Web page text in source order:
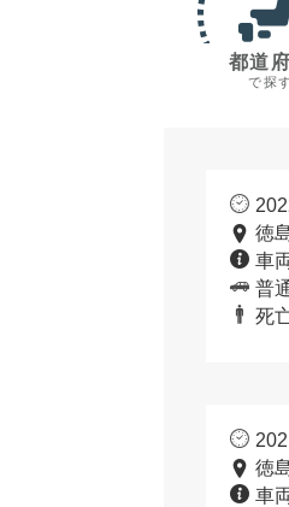
都道
で探す
徳
車
普
死
徳
車